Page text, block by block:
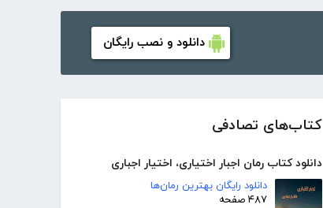
دانلود و نصب رایگان
کتاب‌های تصادفی
دانلود کتاب رمان اجبار اختیاری، اختیار اجباری
دانلود رایگان بهترین رمان‌ها
۴۸۷ صفحه